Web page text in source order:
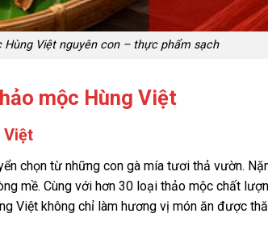
Hùng Việt nguyên con – thực phẩm sạch
mộc Hùng Việt
Việt
chọn từ những con gà mía tươi thả vườn.
mề. Cùng với hơn 30 loại thảo mộc chất
Việt không chỉ làm hương vị món ăn được